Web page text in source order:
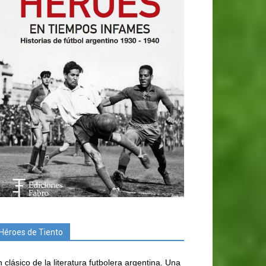
de Tiento
clásico de la literatura futbolera argentina. Una